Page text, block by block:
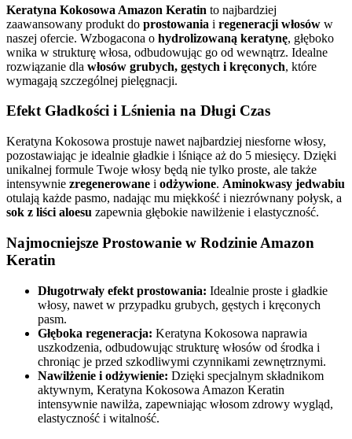
Keratyna Kokosowa Amazon Keratin to najbardziej
zaawansowany produkt do prostowania i regeneracji włosów w
naszej ofercie. Wzbogacona o hydrolizowaną keratynę, głęboko
wnika w strukturę włosa, odbudowując go od wewnątrz. Idealne
rozwiązanie dla włosów grubych, gęstych i kręconych, które
wymagają szczególnej pielęgnacji.
Efekt Gładkości i Lśnienia na Długi Czas
Keratyna Kokosowa prostuje nawet najbardziej niesforne włosy,
pozostawiając je idealnie gładkie i lśniące aż do 5 miesięcy. Dzięki
unikalnej formule Twoje włosy będą nie tylko proste, ale także
intensywnie zregenerowane i odżywione. Aminokwasy jedwabiu
otulają każde pasmo, nadając mu miękkość i niezrównany połysk, a
sok z liści aloesu zapewnia głębokie nawilżenie i elastyczność.
Najmocniejsze Prostowanie w Rodzinie Amazon
Keratin
Długotrwały efekt prostowania: Idealnie proste i gładkie
włosy, nawet w przypadku grubych, gęstych i kręconych
pasm.
Głęboka regeneracja: Keratyna Kokosowa naprawia
uszkodzenia, odbudowując strukturę włosów od środka i
chroniąc je przed szkodliwymi czynnikami zewnętrznymi.
Nawilżenie i odżywienie: Dzięki specjalnym składnikom
aktywnym, Keratyna Kokosowa Amazon Keratin
intensywnie nawilża, zapewniając włosom zdrowy wygląd,
elastyczność i witalność.